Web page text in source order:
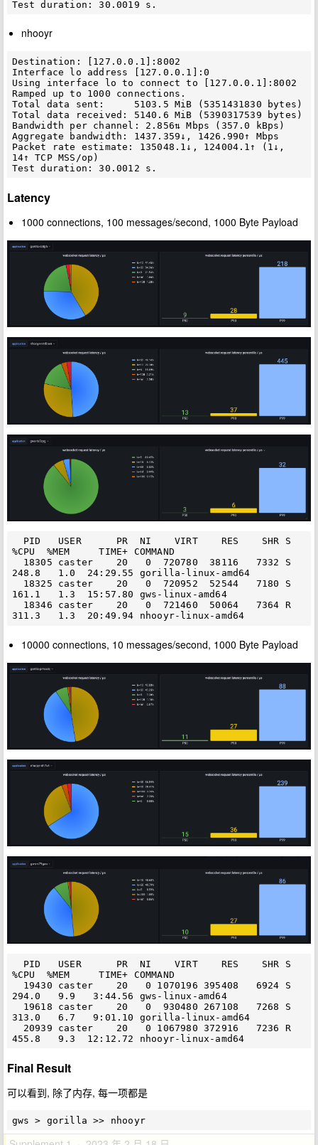
nhooyr
Destination: [127.0.0.1]:8002
Interface lo address [127.0.0.1]:0
Using interface lo to connect to [127.0.0.1]:8002
Ramped up to 1000 connections.
Total data sent:     5103.5 MiB (5351431830 bytes)
Total data received: 5140.6 MiB (5390317539 bytes)
Bandwidth per channel: 2.856⇅ Mbps (357.0 kBps)
Aggregate bandwidth: 1437.359↓, 1426.990↑ Mbps
Packet rate estimate: 135048.1↓, 124004.1↑ (1↓,
14↑ TCP MSS/op)
Latency
1000 connections, 100 messages/second, 1000 Byte Payload
%CPU  %MEM     TIME+ COMMAND
248.8   1.0  24:29.55 gorilla-linux-amd64
161.1   1.3  15:57.80 gws-linux-amd64
10000 connections, 10 messages/second, 1000 Byte Payload
%CPU  %MEM     TIME+ COMMAND
294.0   9.9   3:44.56 gws-linux-amd64
313.0   6.7   9:01.10 gorilla-linux-amd64
Final Result
可以看到, 除了内存, 每一项都是